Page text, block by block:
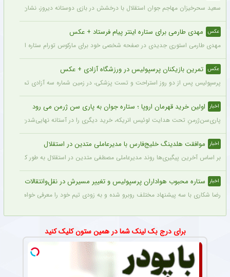
سعید سحرخیزان مهاجم جوان استقلال با درخشش در بازی دوستانه دیروز، نشان داد
عکس مهدی طارمی برای ستاره اینتر پیام فرستاد + عکس
مهدی طارمی استوری جدیدی در صفحه شخصی خود برای مارکوس تورام ستاره اینتر
عکس تمرین بازیکنان پرسپولیس در ورزشگاه آزادی + عکس
پرسپولیس پس از دو روز استراحت و تست پزشکی، در زمین شماره سه آزادی تمرین کرد.
اخبار اولین خرید قهرمان اروپا ؛ ستاره جوان به پاری سن ژرمن می رود
پاری‌سن‌ژرمنِ تحت هدایت لوئیس انریکه، خرید دیگری را در آستانه نهایی‌شدن دارد.
اخبار موافقت هلدینگ خلیج‌فارس با مدیرعاملی متدین در استقلال
بر اساس آخرین پیگیری‌ها روند مدیرعاملی مصطفی متدین در استقلال به طور کامل
اخبار ستاره محبوب هواداران پرسپولیس و تغییر مسیرش در نقل‌وانتقالات
رضا شکاری با سه پیشنهاد مختلف روبرو شده و به زودی تیم خود را معرفی خواهد کرد.
برای درج بک لینک شما در همین ستون کلیک کنید